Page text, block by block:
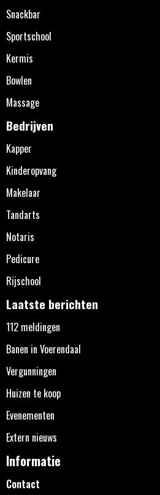
Snackbar
Sportschool
Kermis
Bowlen
Massage
Bedrijven
Kapper
Kinderopvang
Makelaar
Tandarts
Notaris
Pedicure
Rijschool
Laatste berichten
112 meldingen
Banen in Voerendaal
Vergunningen
Huizen te koop
Evenementen
Extern nieuws
Informatie
Contact